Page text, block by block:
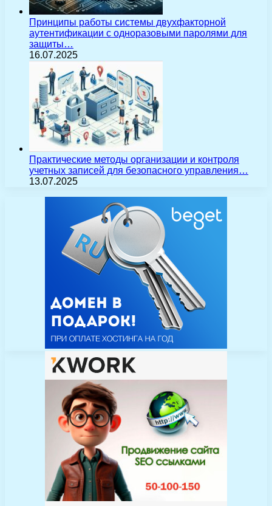
Принципы работы системы двухфакторной
аутентификации с одноразовыми паролями для
защиты…
16.07.2025
Практические методы организации и контроля
учетных записей для безопасного управления…
13.07.2025